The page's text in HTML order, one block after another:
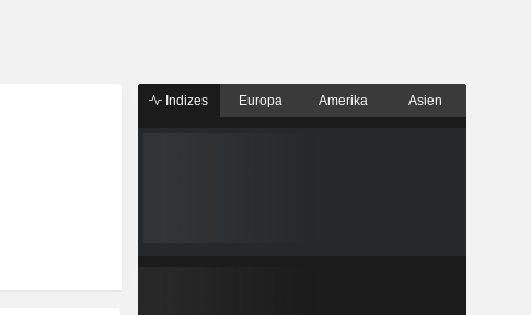
Indizes Europa Amerika Asien